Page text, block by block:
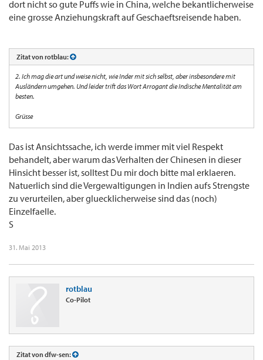
dort nicht so gute Puffs wie in China, welche bekantlicherweise
eine grosse Anziehungskraft auf Geschaeftsreisende haben.
Zitat von rotblau:
2. Ich mag die art und weise nicht, wie Inder mit sich selbst, aber insbesondere mit
Ausländern umgehen. Und leider trift das Wort Arrogant die Indische Mentalität am
besten.
Grüsse
Das ist Ansichtssache, ich werde immer mit viel Respekt
behandelt, aber warum das Verhalten der Chinesen in dieser
Hinsicht besser ist, solltest Du mir doch bitte mal erklaeren.
Natuerlich sind die Vergewaltigungen in Indien aufs Strengste
zu verurteilen, aber gluecklicherweise sind das (noch)
Einzelfaelle.
S
31. Mai 2013
rotblau
Co-Pilot
Zitat von dfw-sen: